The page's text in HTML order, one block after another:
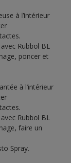
à l’intérieur
Rubbol BL
poncer et
à l’intérieur
Rubbol BL
faire un
Spray.